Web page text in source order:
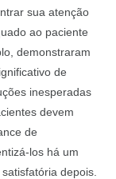
sua atenção
ao paciente
demonstraram
de
inesperadas
devem
de
los há um
depois.